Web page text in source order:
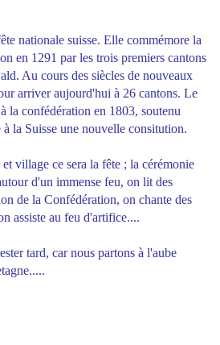
nationale suisse. Elle commémore la
en 1291 par les trois premiers cantons
Au cours des siècles de nouveaux
arriver aujourd'hui à 26 cantons. Le
la confédération en 1803, soutenu
la Suisse une nouvelle consitution.
village ce sera la fête ; la cérémonie
d'un immense feu, on lit des
de la Confédération, on chante des
assiste au feu d'artifice....
tard, car nous partons à l'aube